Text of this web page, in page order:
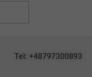
Tel: +48797300893